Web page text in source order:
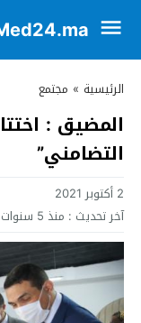
الرئيسية » مجتمع
المضيق :
التضامني”
2 أكتوبر 2021
آخر تحديث : منذ 5 سنوات